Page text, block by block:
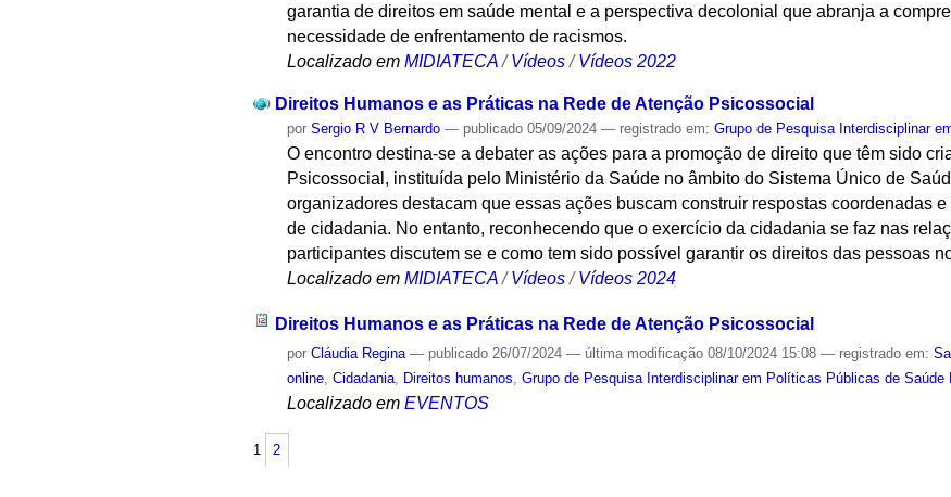
garantia de direitos em saúde mental e a perspectiva decolonial que abranja a
necessidade de enfrentamento de racismos.
Localizado em MIDIATECA /Vídeos /Vídeos 2022
Direitos Humanos e as Práticas na Rede de Atenção Psicossocial
porSergio R V Bernardo — publicado 05/09/2024— registrado em:Grupo de Pesquisa Interdisciplinar
O encontro destina-se a debater as ações para a promoção de direito que têm sido
Psicossocial, instituída pelo Ministério da Saúde no âmbito do Sistema Único de
organizadores destacam que essas ações buscam construir respostas coordenadas
de cidadania. No entanto, reconhecendo que o exercício da cidadania se faz nas
participantes discutem se e como tem sido possível garantir os direitos das pessoas
Localizado em MIDIATECA /Vídeos /Vídeos 2024
Direitos Humanos e as Práticas na Rede de Atenção Psicossocial
porCláudia Regina — publicado 26/07/2024— última modificação 08/10/2024 15:08— registrado em:
online,Cidadania, Direitos humanos,Grupo de Pesquisa Interdisciplinar em Políticas Públicas de Saúde
Localizado em EVENTOS
1 2